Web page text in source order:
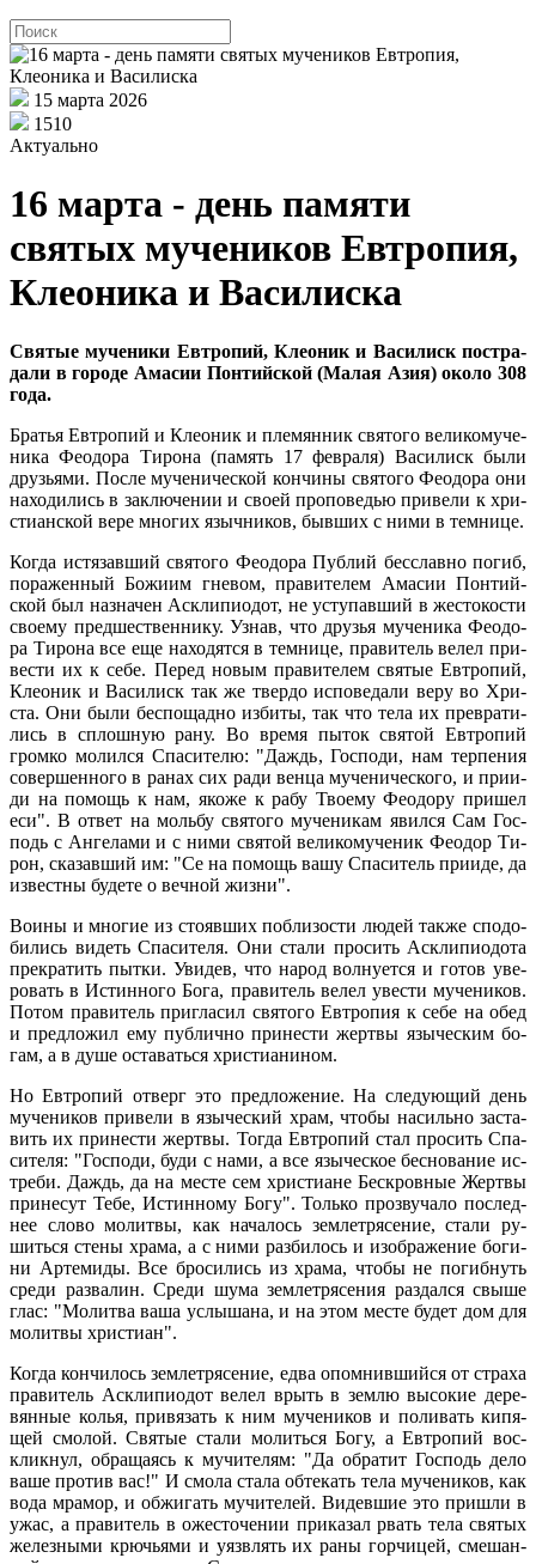
15 марта 2026
1510
Актуально
16 марта - день памяти
святых мучеников Евтропия,
Клеоника и Василиска
Свя­тые му­че­ни­ки Ев­тро­пий, Клео­ник и Ва­си­лиск по­стра­
да­ли в го­ро­де Ама­сии Пон­тий­ской (Ма­лая Азия) око­ло 308
го­да.
Бра­тья Ев­тро­пий и Клео­ник и пле­мян­ник свя­то­го ве­ли­ко­му­че­
ни­ка Фе­о­до­ра Ти­ро­на (па­мять 17 фев­ра­ля) Ва­си­лиск бы­ли
дру­зья­ми. По­сле му­че­ни­че­ской кон­чи­ны свя­то­го Фе­о­до­ра они
на­хо­ди­лись в за­клю­че­нии и сво­ей про­по­ве­дью при­ве­ли к хри­
сти­ан­ской ве­ре мно­гих языч­ни­ков, быв­ших с ни­ми в тем­ни­це.
Ко­гда ис­тя­зав­ший свя­то­го Фе­о­до­ра Пуб­лий бес­слав­но по­гиб,
по­ра­жен­ный Бо­жи­им гне­вом, пра­ви­те­лем Ама­сии Пон­тий­
ской был на­зна­чен Ас­кли­пи­о­дот, не усту­пав­ший в же­сто­ко­сти
сво­е­му пред­ше­ствен­ни­ку. Узнав, что дру­зья му­че­ни­ка Фе­о­до­
ра Ти­ро­на все еще на­хо­дят­ся в тем­ни­це, пра­ви­тель ве­лел при­
ве­сти их к се­бе. Пе­ред но­вым пра­ви­те­лем свя­тые Ев­тро­пий,
Клео­ник и Ва­си­лиск так же твер­до ис­по­ве­да­ли ве­ру во Хри­
ста. Они бы­ли бес­по­щад­но из­би­ты, так что те­ла их пре­вра­ти­
лись в сплош­ную ра­ну. Во вре­мя пы­ток свя­той Ев­тро­пий
гром­ко мо­лил­ся Спа­си­те­лю: "Даждь, Гос­по­ди, нам тер­пе­ния
со­вер­шен­но­го в ра­нах сих ра­ди вен­ца му­че­ни­че­ско­го, и при­и­
ди на по­мощь к нам, яко­же к ра­бу Тво­е­му Фе­о­до­ру при­шел
еси". В от­вет на моль­бу свя­то­го му­че­ни­кам явил­ся Сам Гос­
подь с Ан­ге­ла­ми и с ни­ми свя­той ве­ли­ко­му­че­ник Фе­о­дор Ти­
рон, ска­зав­ший им: "Се на по­мощь ва­шу Спа­си­тель при­и­де, да
из­вест­ны бу­де­те о веч­ной жиз­ни".
Во­и­ны и мно­гие из сто­яв­ших по­бли­зо­сти лю­дей так­же спо­до­
би­лись ви­деть Спа­си­те­ля. Они ста­ли про­сить Ас­кли­пи­о­до­та
пре­кра­тить пыт­ки. Уви­дев, что на­род вол­ну­ет­ся и го­тов уве­
ро­вать в Ис­тин­но­го Бо­га, пра­ви­тель ве­лел уве­сти му­че­ни­ков.
По­том пра­ви­тель при­гла­сил свя­то­го Ев­тро­пия к се­бе на обед
и пред­ло­жил ему пуб­лич­но при­не­сти жерт­вы язы­че­ским бо­
гам, а в ду­ше оста­вать­ся хри­сти­а­ни­ном.
Но Ев­тро­пий от­верг это пред­ло­же­ние. На сле­ду­ю­щий день
му­че­ни­ков при­ве­ли в язы­че­ский храм, чтобы на­силь­но за­ста­
вить их при­не­сти жерт­вы. То­гда Ев­тро­пий стал про­сить Спа­
си­те­ля: "Гос­по­ди, бу­ди с на­ми, а все язы­че­ское бес­но­ва­ние ис­
тре­би. Даждь, да на ме­сте сем хри­сти­ане Бес­кров­ные Жерт­вы
при­не­сут Те­бе, Ис­тин­но­му Бо­гу". Толь­ко про­зву­ча­ло по­след­
нее сло­во мо­лит­вы, как на­ча­лось зем­ле­тря­се­ние, ста­ли ру­
шить­ся сте­ны хра­ма, а с ни­ми раз­би­лось и изо­бра­же­ние бо­ги­
ни Ар­те­ми­ды. Все бро­си­лись из хра­ма, чтобы не по­гиб­нуть
сре­ди раз­ва­лин. Сре­ди шу­ма зем­ле­тря­се­ния раз­дал­ся свы­ше
глас: "Мо­лит­ва ва­ша услы­ша­на, и на этом ме­сте бу­дет дом для
мо­лит­вы хри­сти­ан".
Ко­гда кон­чи­лось зем­ле­тря­се­ние, ед­ва опом­нив­ший­ся от стра­ха
пра­ви­тель Ас­кли­пи­о­дот ве­лел врыть в зем­лю вы­со­кие де­ре­
вян­ные ко­лья, при­вя­зать к ним му­че­ни­ков и по­ли­вать ки­пя­
щей смо­лой. Свя­тые ста­ли мо­лить­ся Бо­гу, а Ев­тро­пий вос­
клик­нул, об­ра­ща­ясь к му­чи­те­лям: "Да об­ра­тит Гос­подь де­ло
ва­ше про­тив вас!" И смо­ла ста­ла об­те­кать те­ла му­че­ни­ков, как
во­да мра­мор, и об­жи­гать му­чи­те­лей. Ви­дев­шие это при­шли в
ужас, а пра­ви­тель в оже­сто­че­нии при­ка­зал рвать те­ла свя­тых
же­лез­ны­ми крю­чья­ми и уязв­лять их ра­ны гор­чи­цей, сме­шан­